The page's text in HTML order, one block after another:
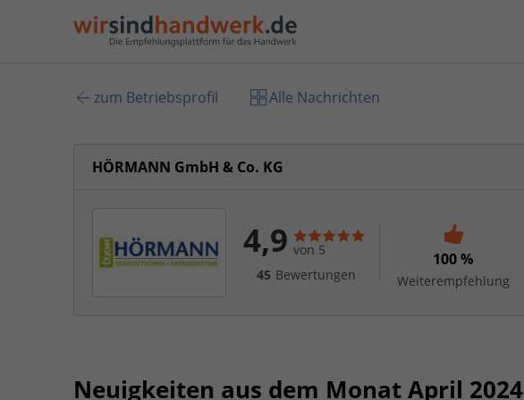
zum Betriebsprofil Alle Nachrichten
HÖRMANN GmbH & Co. KG
4,9 von 5
45 Bewertungen
100 %
Weiterempfehlung
Neuigkeiten aus dem Monat April 2024